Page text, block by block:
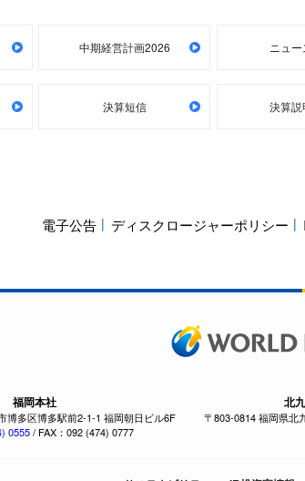
中期経営計画2026 ニュ
決算短信 決算
電子公告 ディスクロージャーポリシー
福岡本社
博多区博多駅前2-1-1 福岡朝日ビル6F
0555/ FAX：092 (474) 0777
北
〒803-0814 福岡県北